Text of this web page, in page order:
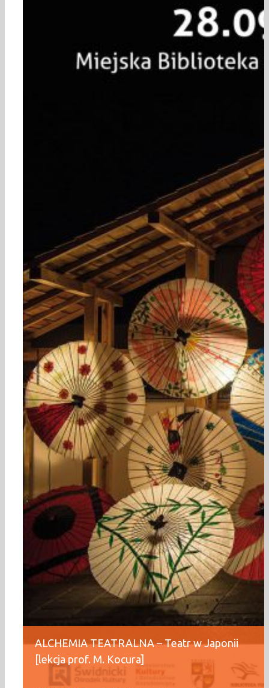
ALCHEMIA TEATRALNA – Teatr w Japonii
[lekcja prof. M. Kocura]